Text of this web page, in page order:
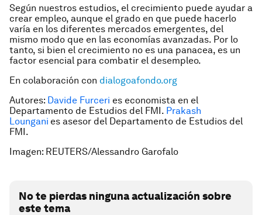
Según nuestros estudios, el crecimiento puede ayudar a
crear empleo, aunque el grado en que puede hacerlo
varía en los diferentes mercados emergentes, del
mismo modo que en las economías avanzadas. Por lo
tanto, si bien el crecimiento no es una panacea, es un
factor esencial para combatir el desempleo.
En colaboración con dialogoafondo.org
Autores: Davide Furceri es economista en el
Departamento de Estudios del FMI. Prakash
Loungani es asesor del Departamento de Estudios del
FMI.
Imagen: REUTERS/Alessandro Garofalo
No te pierdas ninguna actualización sobre
este tema